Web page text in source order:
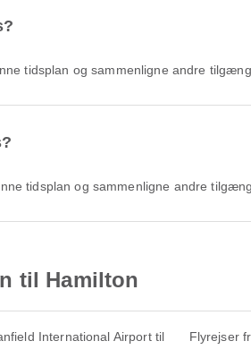
tidsplan og sammenligne andre
tidsplan og sammenligne andre
til Hamilton
International Airport til
Flyrejser